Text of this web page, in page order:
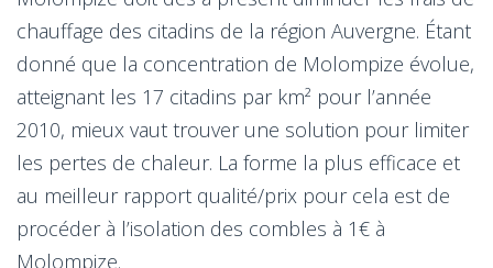
chauffage des citadins de la région Auvergne. Étant
donné que la concentration de Molompize évolue,
atteignant les 17 citadins par km² pour l’année
2010, mieux vaut trouver une solution pour limiter
les pertes de chaleur. La forme la plus efficace et
au meilleur rapport qualité/prix pour cela est de
procéder à l’isolation des combles à 1€ à
Molompize.